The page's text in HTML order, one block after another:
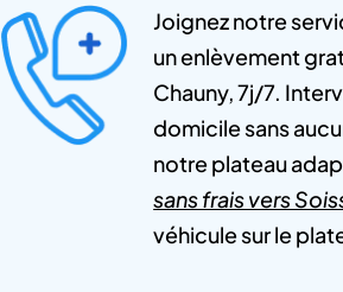
Joignez notre
un enlèvement
Chauny, 7j/7.
domicile sans
notre plateau
sans frais vers
véhicule sur le